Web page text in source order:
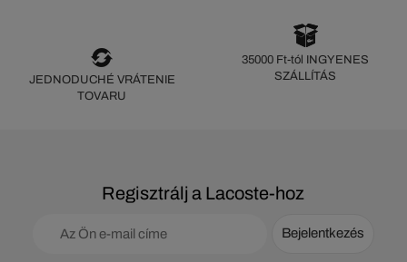
JEDNODUCHÉ VRÁTENIE
TOVARU
35000 Ft-tól INGYENES
SZÁLLÍTÁS
Regisztrálj a Lacoste-hoz
Bejelentkezés